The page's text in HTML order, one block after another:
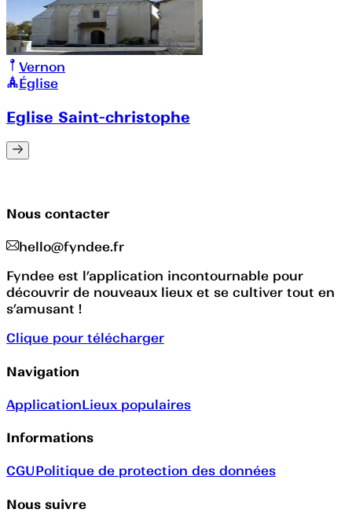
Vernon
Église
Eglise Saint-christophe
Nous contacter
hello@fyndee.fr
Fyndee est l’application incontournable pour
découvrir de nouveaux lieux et se cultiver tout en
s’amusant !
Clique pour télécharger
Navigation
ApplicationLieux populaires
Informations
CGUPolitique de protection des données
Nous suivre